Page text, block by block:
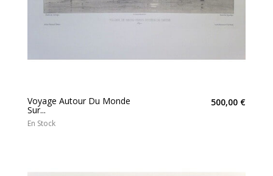
Voyage Autour Du Monde
Sur...
500,00 €
En Stock